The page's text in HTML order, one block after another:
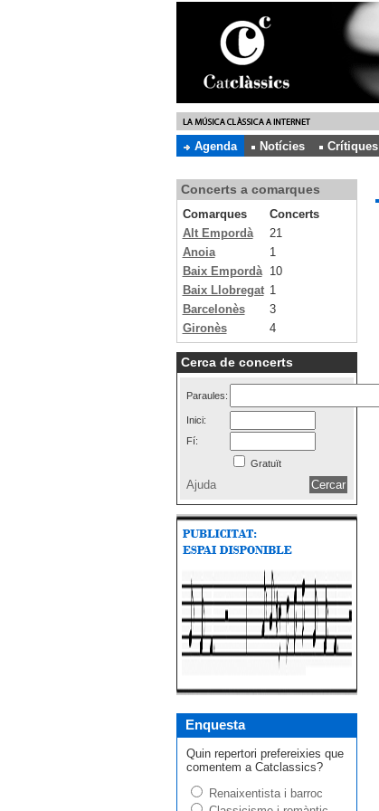
Agenda
Notícies Crítiques
Concerts a comarques
Comarques
Concerts
Alt Empordà
21
Anoia
1
Baix Empordà
10
Baix Llobregat 1
Barcelonès
3
Gironès
4
Cerca de concerts
Paraules:
Inici:
Fí:
Gratuït
Ajuda
Enquesta
Quin repertori prefereixies que
comentem a Catclassics?
Renaixentista i barroc